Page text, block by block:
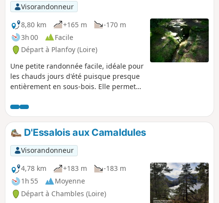
Visorandonneur
8,80 km
+165 m
-170 m
3h 00
Facile
Départ à Planfoy (Loire)
Une petite randonnée facile, idéale pour
les chauds jours d'été puisque presque
entièrement en sous-bois. Elle permet
Naturel Régional du Pilat, avec ses
curiosités.
D'Essalois aux Camaldules
Visorandonneur
4,78 km
+183 m
-183 m
1h 55
Moyenne
Départ à Chambles (Loire)